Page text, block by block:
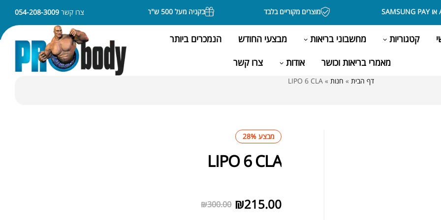
מוצרים מקוריים בלבד בקניה מעל 500 ש"ח משלוח חינם ניתן לשלם באמצעות APPLE PAY או SAMSUNG PAY צרו קשר 054-208-3009
קטגוריות מחשבוני בריאות מבצעי החודש
הנמכרים ביותר
מאמרי בריאות וכושר
אודות צרו קשר
דף הבית » חנות »
LIPO 6 CLA
מבצע 28%
LIPO 6 CLA
₪300.00 ₪215.00